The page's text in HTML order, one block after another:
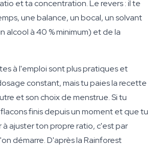
et ta concentration. Le revers : il te
une balance, un bocal, un solvant
alcool à 40 % minimum) et de la
à l'emploi sont plus pratiques et
constant, mais tu paies la recette
et son choix de menstrue. Si tu
finis depuis un moment et que tu
ajuster ton propre ratio, c'est par
démarre. D'après la Rainforest